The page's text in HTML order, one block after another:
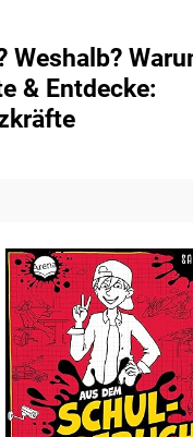
Weshalb?
& Entdecke: